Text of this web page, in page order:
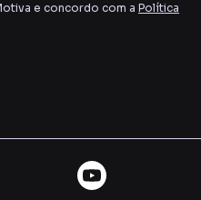
e concordo com a Política